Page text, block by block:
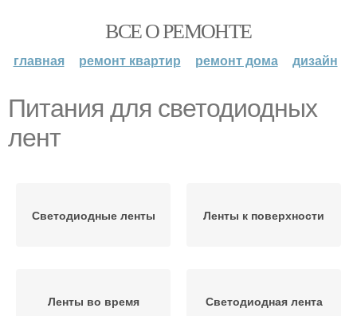
ВСЕ О РЕМОНТЕ
главная ремонт квартир ремонт дома дизайн
Питания для светодиодных
лент
Светодиодные ленты Ленты к поверхности
Ленты во время Светодиодная лента